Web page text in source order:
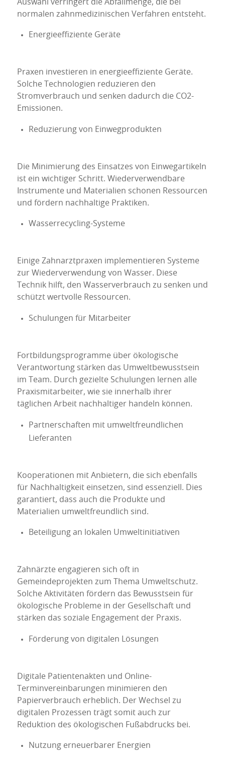
Auswahl verringert die Abfallmenge, die bei
normalen zahnmedizinischen Verfahren entsteht.
Energieeffiziente Geräte
Praxen investieren in energieeffiziente Geräte.
Solche Technologien reduzieren den
Stromverbrauch und senken dadurch die CO2-
Emissionen.
Reduzierung von Einwegprodukten
Die Minimierung des Einsatzes von Einwegartikeln
ist ein wichtiger Schritt. Wiederverwendbare
Instrumente und Materialien schonen Ressourcen
und fördern nachhaltige Praktiken.
Wasserrecycling-Systeme
Einige Zahnarztpraxen implementieren Systeme
zur Wiederverwendung von Wasser. Diese
Technik hilft, den Wasserverbrauch zu senken und
schützt wertvolle Ressourcen.
Schulungen für Mitarbeiter
Fortbildungsprogramme über ökologische
Verantwortung stärken das Umweltbewusstsein
im Team. Durch gezielte Schulungen lernen alle
Praxismitarbeiter, wie sie innerhalb ihrer
täglichen Arbeit nachhaltiger handeln können.
Partnerschaften mit umweltfreundlichen
Lieferanten
Kooperationen mit Anbietern, die sich ebenfalls
für Nachhaltigkeit einsetzen, sind essenziell. Dies
garantiert, dass auch die Produkte und
Materialien umweltfreundlich sind.
Beteiligung an lokalen Umweltinitiativen
Zahnärzte engagieren sich oft in
Gemeindeprojekten zum Thema Umweltschutz.
Solche Aktivitäten fördern das Bewusstsein für
ökologische Probleme in der Gesellschaft und
stärken das soziale Engagement der Praxis.
Förderung von digitalen Lösungen
Digitale Patientenakten und Online-
Terminvereinbarungen minimieren den
Papierverbrauch erheblich. Der Wechsel zu
digitalen Prozessen trägt somit auch zur
Reduktion des ökologischen Fußabdrucks bei.
Nutzung erneuerbarer Energien